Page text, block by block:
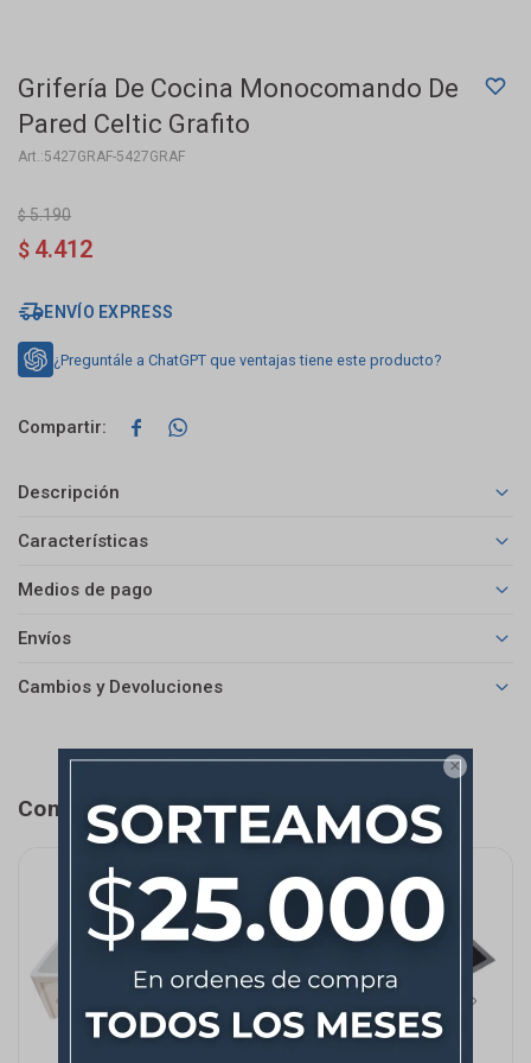

Grifería De Cocina Monocomando De
Pared Celtic Grafito
5427GRAF-5427GRAF
$ 4.412
$ 5.190
ENVÍO EXPRESS
¿Preguntále a ChatGPT que ventajas tiene este producto?
 
Descripción
Características
Medios de pago
Envíos
Cambios y Devoluciones
Completá tu compra